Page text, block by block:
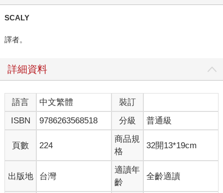
SCALY
譯者。
詳細資料
語言 中文繁體
裝訂
ISBN
9786263568518 分級 普通級
頁數 224
商品規
格
32開13*19cm
出版地 台灣
適讀年
齡
全齡適讀